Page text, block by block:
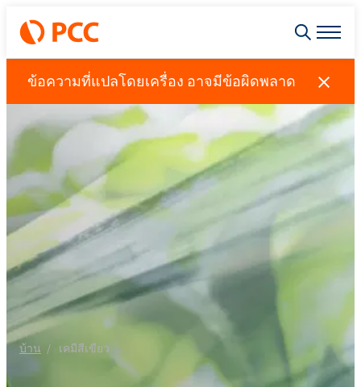
ข้อความที่แปลโดยเครื่อง อาจมีข้อผิดพลาด
บ้าน เคมีสีเขียว